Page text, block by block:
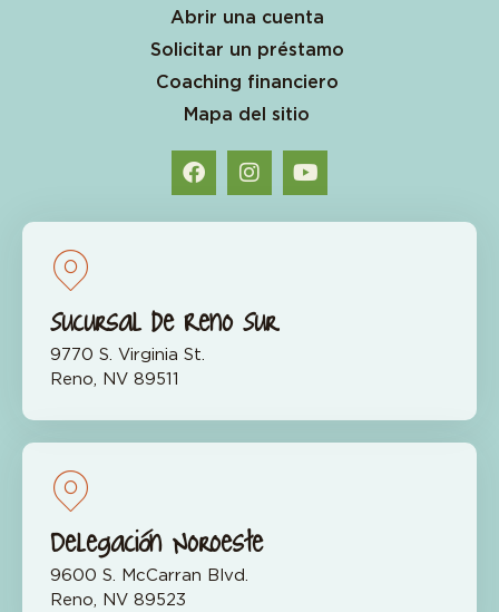
Abrir una cuenta
Solicitar un préstamo
Coaching financiero
Mapa del sitio
Sucursal de Reno Sur
9770 S. Virginia St.
Reno, NV 89511
Delegación Noroeste
9600 S. McCarran Blvd.
Reno, NV 89523